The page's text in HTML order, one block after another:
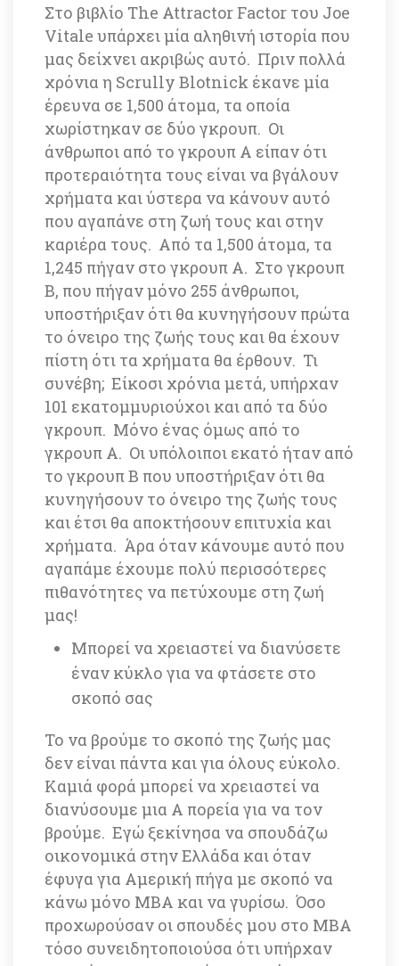
Στο βιβλίο The Attractor Factor του Joe
Vitale υπάρχει μία αληθινή ιστορία που
μας δείχνει ακριβώς αυτό. Πριν πολλά
χρόνια η Scrully Blotnick έκανε μία
έρευνα σε 1,500 άτομα, τα οποία
χωρίστηκαν σε δύο γκρουπ. Οι
άνθρωποι από το γκρουπ A είπαν ότι
προτεραιότητα τους είναι να βγάλουν
χρήματα και ύστερα να κάνουν αυτό
που αγαπάνε στη ζωή τους και στην
καριέρα τους. Από τα 1,500 άτομα, τα
1,245 πήγαν στο γκρουπ A. Στο γκρουπ
B, που πήγαν μόνο 255 άνθρωποι,
υποστήριξαν ότι θα κυνηγήσουν πρώτα
το όνειρο της ζωής τους και θα έχουν
πίστη ότι τα χρήματα θα έρθουν. Τι
συνέβη; Είκοσι χρόνια μετά, υπήρχαν
101 εκατομμυριούχοι και από τα δύο
γκρουπ. Μόνο ένας όμως από το
γκρουπ Α. Οι υπόλοιποι εκατό ήταν από
το γκρουπ B που υποστήριξαν ότι θα
κυνηγήσουν το όνειρο της ζωής τους
και έτσι θα αποκτήσουν επιτυχία και
χρήματα. Άρα όταν κάνουμε αυτό που
αγαπάμε έχουμε πολύ περισσότερες
πιθανότητες να πετύχουμε στη ζωή
μας!
Μπορεί να χρειαστεί να διανύσετε
έναν κύκλο για να φτάσετε στο
σκοπό σας
Το να βρούμε το σκοπό της ζωής μας
δεν είναι πάντα και για όλους εύκολο.
Καμιά φορά μπορεί να χρειαστεί να
διανύσουμε μια A πορεία για να τον
βρούμε. Εγώ ξεκίνησα να σπουδάζω
οικονομικά στην Ελλάδα και όταν
έφυγα για Αμερική πήγα με σκοπό να
κάνω μόνο MBA και να γυρίσω. Όσο
προχωρούσαν οι σπουδές μου στο MBA
τόσο συνειδητοποιούσα ότι υπήρχαν